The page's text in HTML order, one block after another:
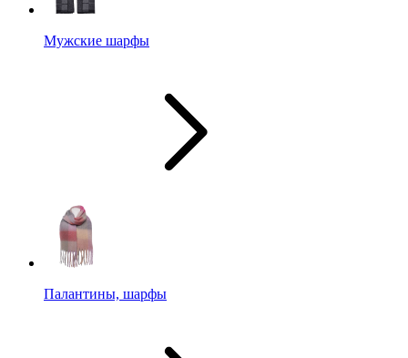
Мужские шарфы
Палантины, шарфы